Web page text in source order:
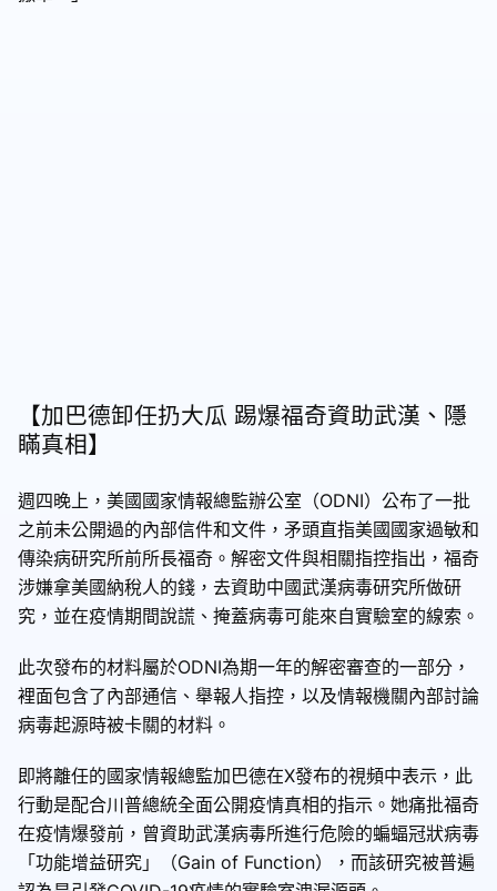
【加巴德卸任扔大瓜 踢爆福奇資助武漢、隱
瞞真相】
週四晚上，美國國家情報總監辦公室（ODNI）公布了一批
之前未公開過的內部信件和文件，矛頭直指美國國家過敏和
傳染病研究所前所長福奇。解密文件與相關指控指出，福奇
涉嫌拿美國納稅人的錢，去資助中國武漢病毒研究所做研
究，並在疫情期間說謊、掩蓋病毒可能來自實驗室的線索。
此次發布的材料屬於ODNI為期一年的解密審查的一部分，
裡面包含了內部通信、舉報人指控，以及情報機關內部討論
病毒起源時被卡關的材料。
即將離任的國家情報總監加巴德在X發布的視頻中表示，此
行動是配合川普總統全面公開疫情真相的指示。她痛批福奇
在疫情爆發前，曾資助武漢病毒所進行危險的蝙蝠冠狀病毒
「功能增益研究」（Gain of Function），而該研究被普遍